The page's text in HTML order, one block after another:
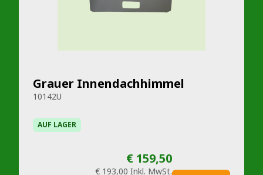
Grauer Innendachhimmel
10142U
AUF LAGER
€ 159,50
€ 193,00 Inkl. MwSt.